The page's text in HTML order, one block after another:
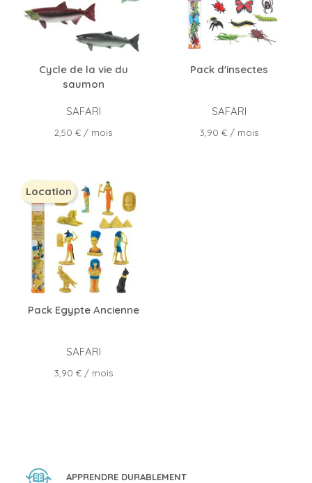
Cycle de la vie du
saumon
SAFARI
Prix
2,50 € / mois
Pack d'insectes
SAFARI
Prix
3,90 €/ mois
Pack Egypte Ancienne
SAFARI
Prix
3,90 €/ mois
Location
APPRENDRE DURABLEMENT